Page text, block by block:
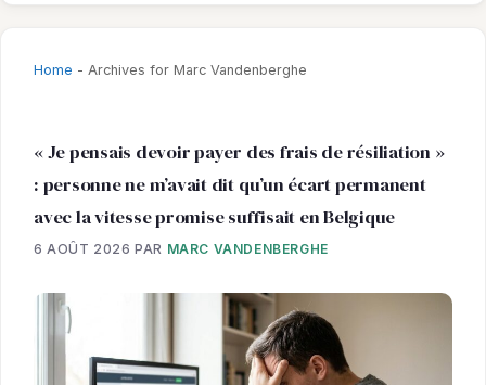
Home - Archives for Marc Vandenberghe
« Je pensais devoir payer des frais de résiliation »
: personne ne m’avait dit qu’un écart permanent
avec la vitesse promise suffisait en Belgique
6 AOÛT 2026 PAR MARC VANDENBERGHE